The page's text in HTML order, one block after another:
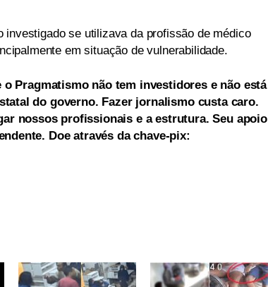
investigado se utilizava da profissão de médico
em situação de vulnerabilidade.
o Pragmatismo não tem investidores e não está
do governo. Fazer jornalismo custa caro.
nossos profissionais e a estrutura. Seu apoio
Doe através da chave-pix: